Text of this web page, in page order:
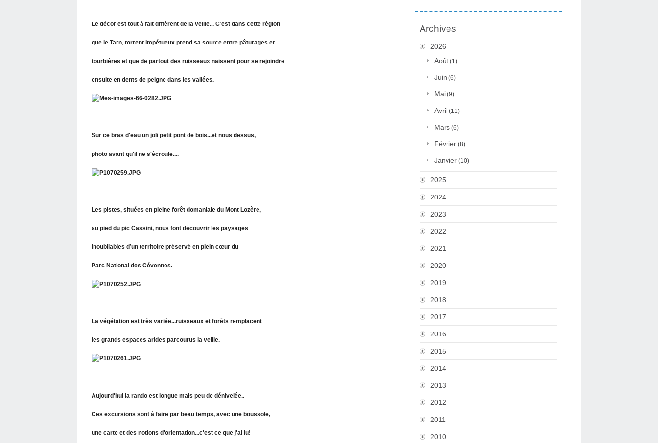
Le décor est tout à fait différent de la veille... C’est dans cette région
que le Tarn, torrent impétueux prend sa source entre pâturages et
tourbières et que de partout des ruisseaux naissent pour se rejoindre
ensuite en dents de peigne dans les vallées.
Sur ce bras d'eau un joli petit pont de bois...et nous dessus,
photo avant qu'il ne s'écroule....
Les pistes, situées en pleine forêt domaniale du Mont Lozère,
au pied du pic Cassini, nous font découvrir les paysages
inoubliables d’un territoire préservé en plein cœur du
Parc National des Cévennes.
La végétation est très variée...ruisseaux et forêts remplacent
les grands espaces arides parcourus la veille.
Aujourd'hui la rando est longue mais peu de dénivelée..
Ces excursions sont à faire par beau temps, avec une boussole,
une carte et des notions d'orientation...c'est ce que j'ai lu!
Archives
2026
Août (1)
Juin (6)
Mai (9)
Avril (11)
Mars (6)
Février (8)
Janvier (10)
2025
2024
2023
2022
2021
2020
2019
2018
2017
2016
2015
2014
2013
2012
2011
2010